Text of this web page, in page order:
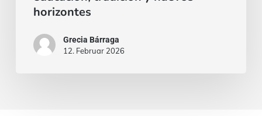
horizontes
Grecia Bárraga
12. Februar 2026